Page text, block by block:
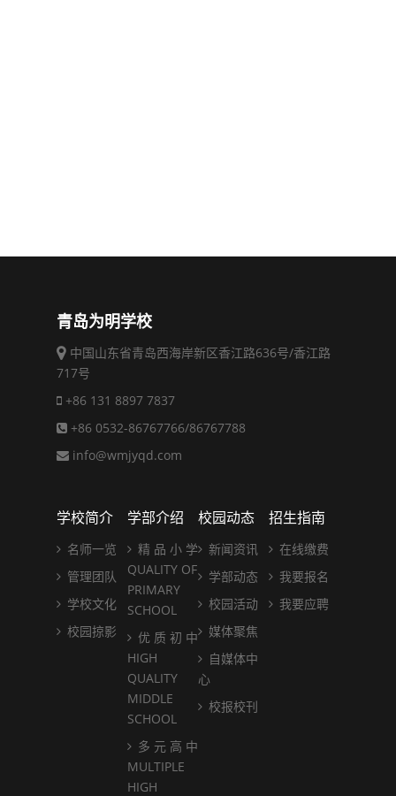
青岛为明学校
中国山东省青岛西海岸新区香江路636号/香江路
717号
+86 131 8897 7837
+86 0532-86767766/86767788
info@wmjyqd.com
学校简介
名师一览
管理团队
学校文化
校园掠影
学部介绍
精 品 小 学
QUALITY OF
PRIMARY
SCHOOL
优 质 初 中
HIGH
QUALITY
MIDDLE
SCHOOL
多 元 高 中
MULTIPLE
HIGH
校园动态
新闻资讯
学部动态
校园活动
媒体聚焦
自媒体中
心
校报校刊
招生指南
在线缴费
我要报名
我要应聘